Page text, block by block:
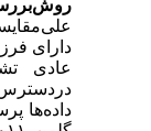
عادی
دردسترس
داده‌ها